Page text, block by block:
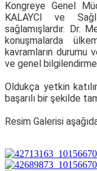
Kongreye Genel
KALAYCI ve
sağlamışlardır. Dr.
konuşmalarda
kavramların
ve genel bilgilendirme
Oldukça yetkin
başarılı bir şekilde
Resim Galerisi